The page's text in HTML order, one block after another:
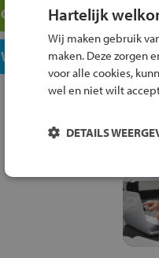
Overige atheneum-
Welk onderwijsconcept
Hartelijk
Wij maken gebruik
maken. Deze zorgen
voor alle cookies,
wel en niet wilt
DETAILS